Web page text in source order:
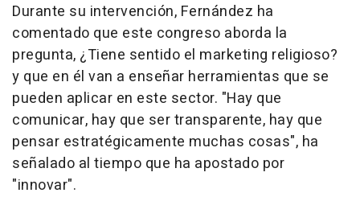
Durante su intervención, Fernández ha
comentado que este congreso aborda la
pregunta, ¿Tiene sentido el marketing religioso?
y que en él van a enseñar herramientas que se
pueden aplicar en este sector. "Hay que
comunicar, hay que ser transparente, hay que
pensar estratégicamente muchas cosas", ha
señalado al tiempo que ha apostado por
"innovar".